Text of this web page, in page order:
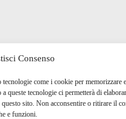
Consenso
come i cookie per memorizzare
queste tecnologie ci permetterà di
sito. Non acconsentire o ritirare il
e funzioni.